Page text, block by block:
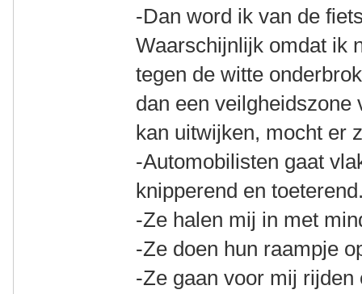
-Dan word ik van de
Waarschijnlijk omdat ik
tegen de witte
dan een
kan uitwijken, mocht er
-Automobilisten gaat
knipperend en
-Ze halen mij in met
-Ze doen hun raampje
-Ze gaan voor mij